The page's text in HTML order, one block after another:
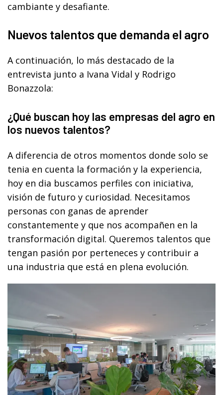
cambiante y desafiante.
Nuevos talentos que demanda el agro
A continuación, lo más destacado de la
entrevista junto a Ivana Vidal y Rodrigo
Bonazzola:
¿Qué buscan hoy las empresas del agro en
los nuevos talentos?
A diferencia de otros momentos donde solo se
tenia en cuenta la formación y la experiencia,
hoy en dia buscamos perfiles con iniciativa,
visión de futuro y curiosidad. Necesitamos
personas con ganas de aprender
constantemente y que nos acompañen en la
transformación digital. Queremos talentos que
tengan pasión por perteneces y contribuir a
una industria que está en plena evolución.